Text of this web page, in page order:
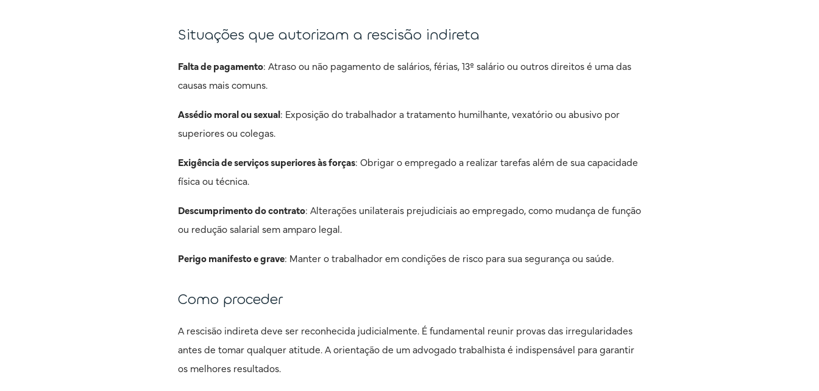
Situações que autorizam a rescisão indireta
Falta de pagamento: Atraso ou não pagamento de salários, férias, 13º salário ou outros direitos é uma das
causas mais comuns.
Assédio moral ou sexual : Exposição do trabalhador a tratamento humilhante, vexatório ou abusivo por
superiores ou colegas.
Exigência de serviços superiores às forças: Obrigar o empregado a realizar tarefas além de sua capacidade
física ou técnica.
Descumprimento do contrato: Alterações unilaterais prejudiciais ao empregado, como mudança de função
ou redução salarial sem amparo legal.
Perigo manifesto e grave: Manter o trabalhador em condições de risco para sua segurança ou saúde.
Como proceder
A rescisão indireta deve ser reconhecida judicialmente. É fundamental reunir provas das irregularidades
antes de tomar qualquer atitude. A orientação de um advogado trabalhista é indispensável para garantir
os melhores resultados.